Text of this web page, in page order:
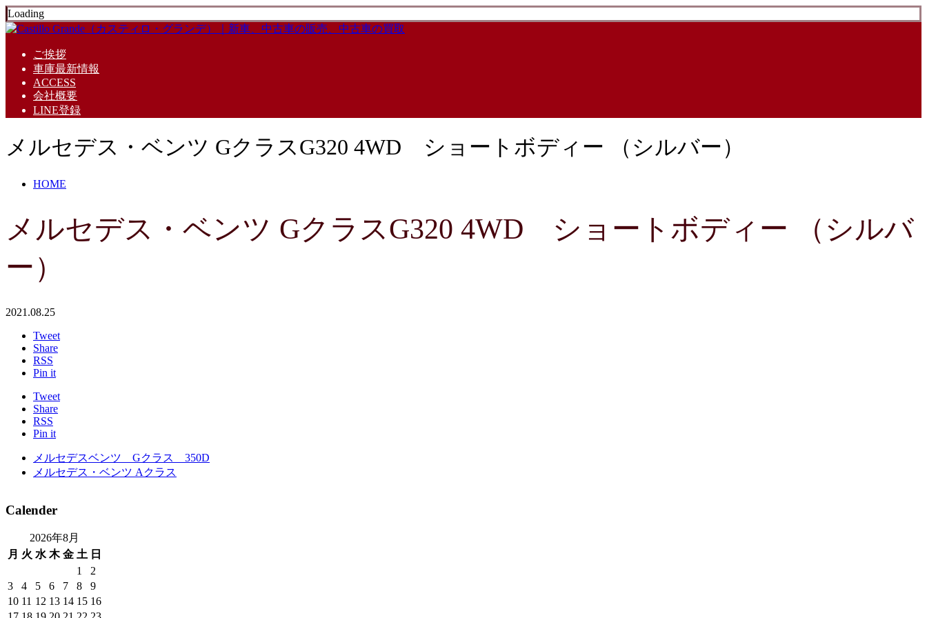
Loading
ご挨拶
車庫最新情報
ACCESS
会社概要
LINE登録
メルセデス・ベンツ GクラスG320 4WD ショートボディー （シルバー）
HOME
メルセデス・ベンツ GクラスG320 4WD ショートボディー （シルバ
ー）
2021.08.25
Tweet
Share
RSS
Pin it
Tweet
Share
RSS
Pin it
メルセデスベンツ Gクラス 350D
メルセデス・ベンツ Aクラス
Calender
2026年8月
月 火 水 木 金 土 日
1
2
3
4 5 6 7 8
9
10 11 12 13 14 15 16